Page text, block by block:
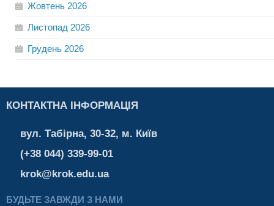
Жовтень 2026
Листопад 2026
Грудень 2026
КОНТАКТНА ІНФОРМАЦІЯ
вул. Табірна, 30-32, м. Київ
(+38 044) 339-99-01
krok@krok.edu.ua
БУДЬТЕ ЗАВЖДИ З НАМИ